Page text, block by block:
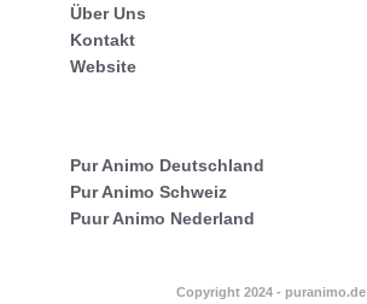
Über Uns
Kontakt
Website
Pur Animo Deutschland
Pur Animo Schweiz
Puur Animo Nederland
Copyright 2024 - puranimo.de